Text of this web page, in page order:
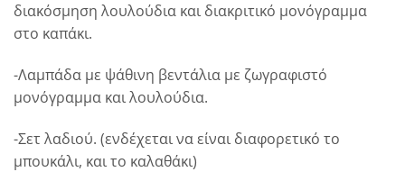
διακόσμηση λουλούδια και διακριτικό μονόγραμμα
στο καπάκι.
-Λαμπάδα με ψάθινη βεντάλια με ζωγραφιστό
μονόγραμμα και λουλούδια.
-Σετ λαδιού. (ενδέχεται να είναι διαφορετικό το
μπουκάλι, και το καλαθάκι)